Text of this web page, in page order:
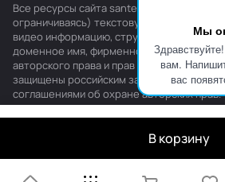
Мы
вам.
вас
В корзину
Все ресурсы сайта santehkomfort.ru,
ограничиваясь) текстовую,
видео информацию, структуру, дизайн и
доменное имя, фирменное наименование
авторского права и прав на
защищены российским
соглашениями об охране авторских прав.